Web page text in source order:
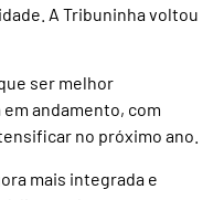
A Tribuninha voltou
ser melhor
andamento, com
no próximo ano.
mais integrada e